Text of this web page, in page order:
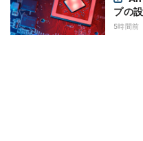
プの
5時間前